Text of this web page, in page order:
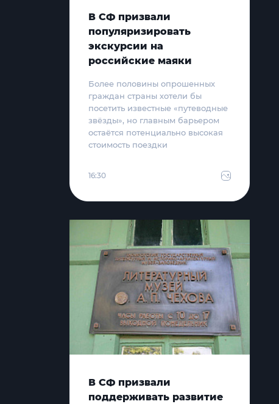
В СФ призвали
популяризировать
экскурсии на
российские маяки
Более половины опрошенных
граждан страны хотели бы
посетить известные «путеводные
звёзды», но главным барьером
остаётся потенциально высокая
стоимость поездки
16:30
В СФ призвали
поддерживать развитие